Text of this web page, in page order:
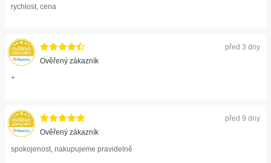
rychlost, cena
před 3 dny
Ověřený zákazník
+
před 9 dny
Ověřený zákazník
spokojenost, nakupujeme pravidelně